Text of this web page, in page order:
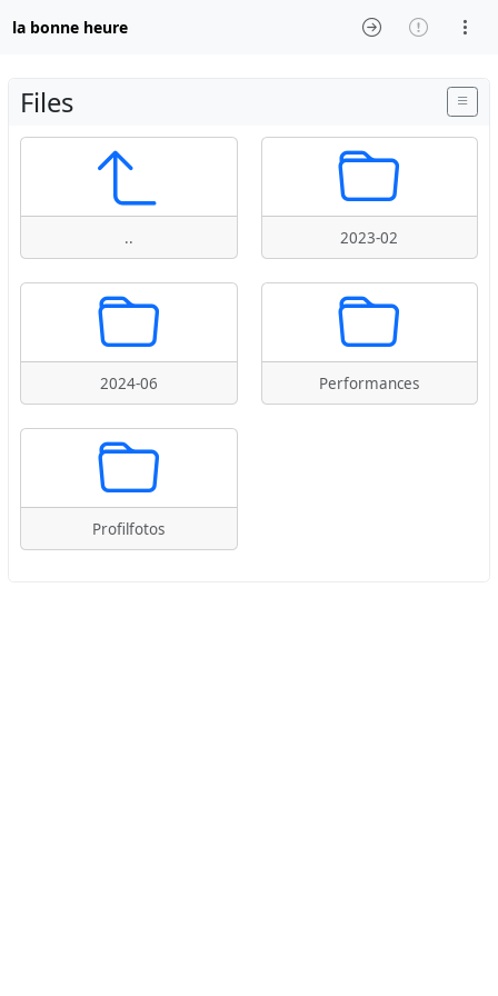
la bonne heure
Files
.. 2023-02
2024-06 Performances
Profilfotos